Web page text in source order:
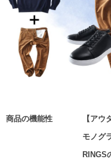
商品の機能性
【アウ
モノグ
RINGS